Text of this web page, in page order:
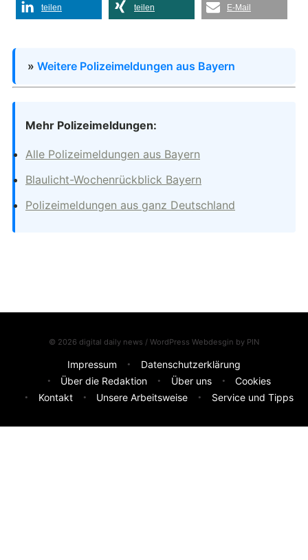
teilen teilen E-Mail
» Weitere Polizeimeldungen aus Bayern
Mehr Polizeimeldungen:
Alle Polizeimeldungen aus Bayern
Blaulicht-Wochenrückblick Bayern
Polizeimeldungen aus ganz Deutschland
© 2026 digital daily news / WordPress Webdesgin by PIN
Impressum
Datenschutzerklärung
Über die Redaktion
Über uns
Cookies
Kontakt
Unsere Arbeitsweise Service und Tipps